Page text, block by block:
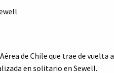
de Chile que trae de vuelta a
en solitario en Sewell.